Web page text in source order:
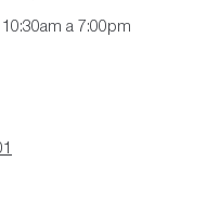
10:30am a 7:00pm